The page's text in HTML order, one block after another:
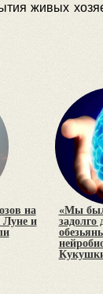
живых
на
Луне и
«Мы
задолго